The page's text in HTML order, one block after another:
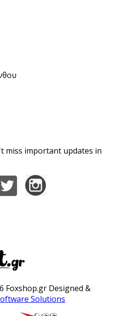
miss important updates in
Foxshop.gr Designed &
Solutions